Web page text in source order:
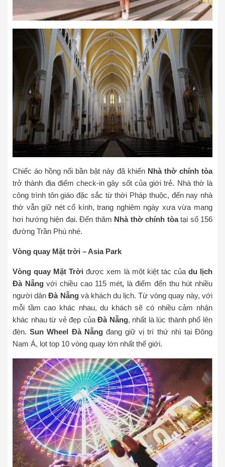
Chiếc áo hồng nổi bần bật này đã khiến Nhà thờ chính tòa
trở thành địa điểm check-in gây sốt của giới trẻ. Nhà thờ là
công trình tôn giáo đặc sắc từ thời Pháp thuộc, đến nay nhà
thờ vẫn giữ nét cổ kính, trang nghiêm ngày xưa vừa mang
hơi hướng hiện đại. Đến thăm Nhà thờ chính tòatại số 156
đường Trần Phú nhé.
Vòng quay Mặt trời – Asia Park
Vòng quay Mặt Trời được xem là một kiệt tác của du lịch
Đà Nẵngvới chiều cao 115 mét, là điểm đến thu hút nhiều
người dânĐà Nẵngvà khách du lịch. Từ vòng quay này, với
mỗi tầm cao khác nhau, du khách sẽ có nhiều cảm nhận
khác nhau từ vẻ đẹp củaĐà Nẵng, nhất là lúc thành phố lên
đèn.Sun Wheel Đà Nẵngđang giữ vị trí thứ nhì tại Đông
Nam Á, lọt top 10 vòng quay lớn nhất thế giới.